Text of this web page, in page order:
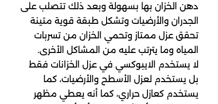
دهن الخزان بها بسهولة وبعد ذلك تتصلب على
الجدران والأرضيات وتشكل طبقة قوية متينة
تحقق عزل ممتاز وتحمي الخزان من تسربات
المياه وما يترتب عليه من المشاكل الأخرى.
لا يستخدم الايبوكسي في عزل الخزانات فقط
بل يستخدم لعزل الأسطح والأرضيات، كما
يستخدم كعازل حراري، كما أنه يعطي مظهر